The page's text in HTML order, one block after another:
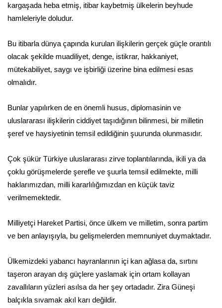
kargaşada heba etmiş, itibar kaybetmiş ülkelerin beyhude
hamleleriyle doludur.
Bu itibarla dünya çapında kurulan ilişkilerin gerçek güçle orantılı
olacak şekilde muadiliyet, denge, istikrar, hakkaniyet,
mütekabiliyet, saygı ve işbirliği üzerine bina edilmesi esas
olmalıdır.
Bunlar yapılırken de en önemli husus, diplomasinin ve
uluslararası ilişkilerin ciddiyet taşıdığının bilinmesi, bir milletin
şeref ve haysiyetinin temsil edildiğinin şuurunda olunmasıdır.
Çok şükür Türkiye uluslararası zirve toplantılarında, ikili ya da
çoklu görüşmelerde şerefle ve şuurla temsil edilmekte, milli
haklarımızdan, milli kararlılığımızdan en küçük taviz
verilmemektedir.
Milliyetçi Hareket Partisi, önce ülkem ve milletim, sonra partim
ve ben anlayışıyla, bu gelişmelerden memnuniyet duymaktadır.
Ülkemizdeki yabancı hayranlarının içi kan ağlasa da, sırtını
taşeron arayan dış güçlere yaslamak için ortam kollayan
zavallıların yüzleri asılsa da her şey ortadadır. Zira Güneşi
balçıkla sıvamak akıl karı değildir.